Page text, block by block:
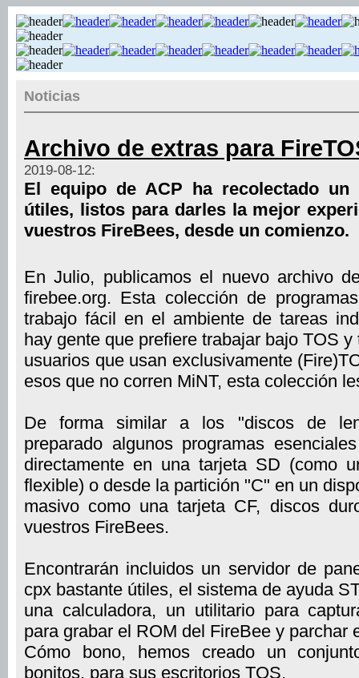
Noticias
Archivo de extras para
2019-08-12:
El equipo de ACP ha recolectado un
útiles, listos para darles la mejor
vuestros FireBees, desde un comienzo.
En Julio, publicamos el nuevo archivo
firebee.org. Esta colección de
trabajo fácil en el ambiente de tareas
hay gente que prefiere trabajar bajo TOS
usuarios que usan exclusivamente
esos que no corren MiNT, esta colección
De forma similar a los "discos de
preparado algunos programas
directamente en una tarjeta SD (como
flexible) o desde la partición "C" en un
masivo como una tarjeta CF, discos
vuestros FireBees.
Encontrarán incluidos un servidor de
cpx bastante útiles, el sistema de ayuda
una calculadora, un utilitario para
para grabar el ROM del FireBee y parchar
Cómo bono, hemos creado un
bonitos, para sus escritorios TOS.